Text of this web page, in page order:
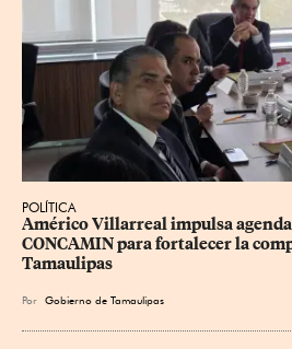
POLÍTICA
Américo Villarreal impulsa
CONCAMIN para fortalecer la
Tamaulipas
Por Gobierno de Tamaulipas